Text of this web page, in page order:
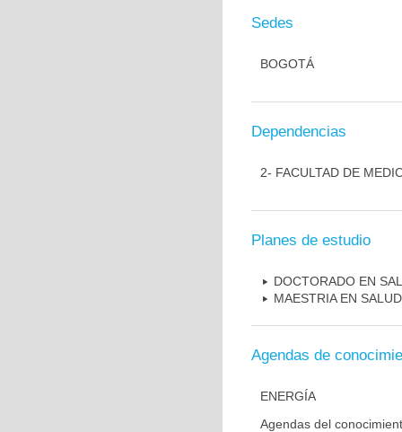
Sedes
BOGOTÁ
Dependencias
2- FACULTAD DE
Planes de estudio
DOCTORADO EN
MAESTRIA EN
Agendas de
ENERGÍA
Agendas del